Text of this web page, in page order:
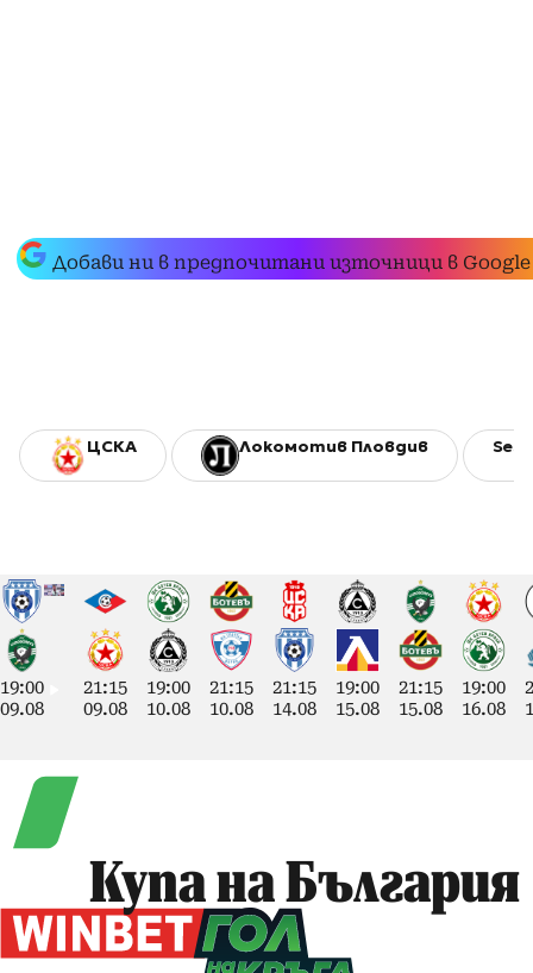
Добави ни в предпочитани източници в Google
ЦСКА Локомотив Пловдив
19:00
09.08
21:15
09.08
19:00
10.08
21:15
10.08
21:15
14.08
19:00
15.08
21:15
15.08
19:00
16.08
Купа на България